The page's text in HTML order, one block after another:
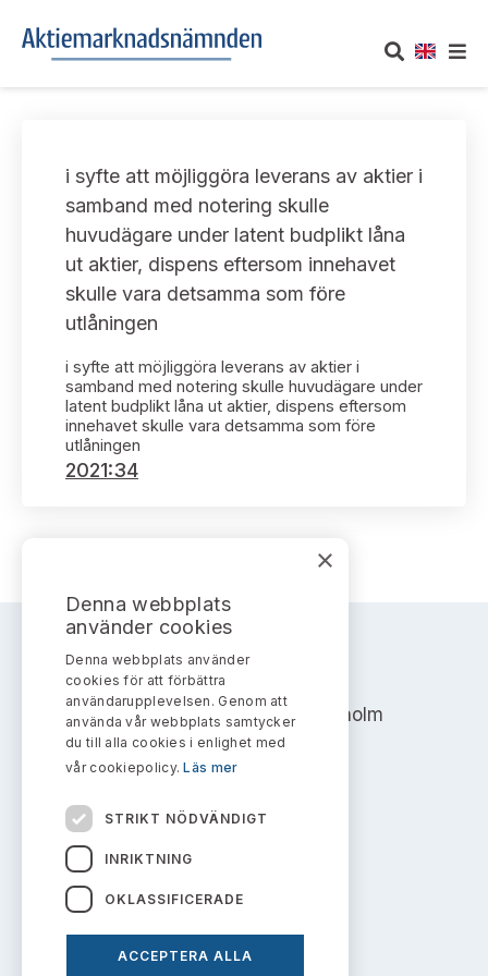
Om oss
Vårt uppdrag
Informationsgivning
Stadgar
Arbetsordning
Verksamhetsberättelser
Publikationer och anföranden
UTTALANDEN
Om nämndens uttalanden
Framställningar och konsultation
Uttalanden sorterade efter publiceringsdatum
Samtliga uttalanden sorterade årsvis
Uttalanden sorterade ämnesvis
Prenumerera
TAKEOVER-REGLER
Takeover-regler för reglerade marknader och vissa
handelsplattformar
AKTUELLT
Nyheter och pressmeddelanden
Prenumerera
KONTAKT
Kontakt angående ansökningar och uttalanden
i syfte att möjliggöra leverans av aktier i
samband med notering skulle
huvudägare under latent budplikt låna
ut aktier, dispens eftersom innehavet
skulle vara detsamma som före
utlåningen
i syfte att möjliggöra leverans av aktier i
samband med notering skulle huvudägare under
latent budplikt låna ut aktier, dispens eftersom
innehavet skulle vara detsamma som före
utlåningen
2021:34
AKTIEMARKNADSNÄMNDEN
Address: Box 7354, 103 90 Stockholm
info@aktiemarknadsnamnden.se
Om innehållet
Om webbplatsen
×
Denna webbplats
använder cookies
Denna webbplats använder
cookies för att förbättra
användarupplevelsen. Genom att
använda vår webbplats samtycker
du till alla cookies i enlighet med
vår cookiepolicy.Läs mer
STRIKT NÖDVÄNDIGT
INRIKTNING
OKLASSIFICERADE
ACCEPTERA ALLA